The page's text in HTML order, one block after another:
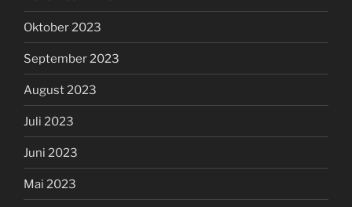
Oktober 2023
September 2023
August 2023
Juli 2023
Juni 2023
Mai 2023